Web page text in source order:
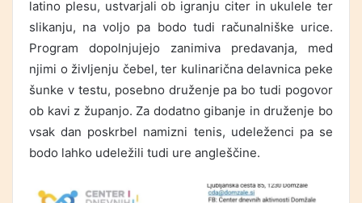
latino plesu, ustvarjali ob igranju citer in ukulele ter
slikanju, na voljo pa bodo tudi računalniške urice.
Program dopolnjujejo zanimiva predavanja, med
njimi o življenju čebel, ter kulinarična delavnica peke
šunke v testu, posebno druženje pa bo tudi pogovor
ob kavi z županjo. Za dodatno gibanje in druženje bo
vsak dan poskrbel namizni tenis, udeleženci pa se
bodo lahko udeležili tudi ure angleščine.